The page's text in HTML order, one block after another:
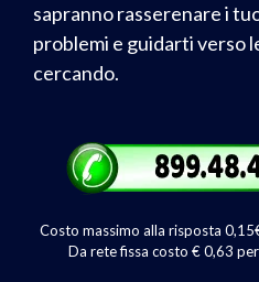
sapranno rasserenare i
problemi e guidarti verso
cercando.
Costo massimo alla risposta
Da rete fissa costo € 0,63